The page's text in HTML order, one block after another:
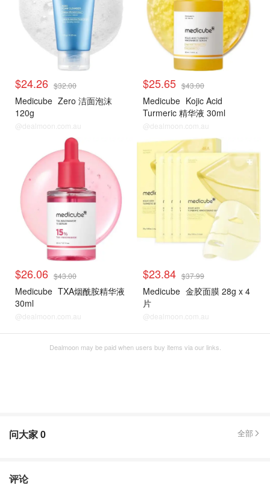
$24.26 $32.00
Medicube Zero 洁面泡沫
120g
@dealmoon.com.au
$25.65 $43.00
Medicube Kojic Acid
Turmeric 精华液 30ml
@dealmoon.com.au
$26.06 $43.00
Medicube TXA烟酰胺精华液
30ml
@dealmoon.com.au
$23.84 $37.99
Medicube 金胶面膜 28g x 4
片
@dealmoon.com.au
Dealmoon may be paid when users buy items via our links.
问大家0 全部
评论